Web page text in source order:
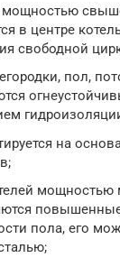
мощностью
в центре
свободной
пол,
на
мощностью
пола, его